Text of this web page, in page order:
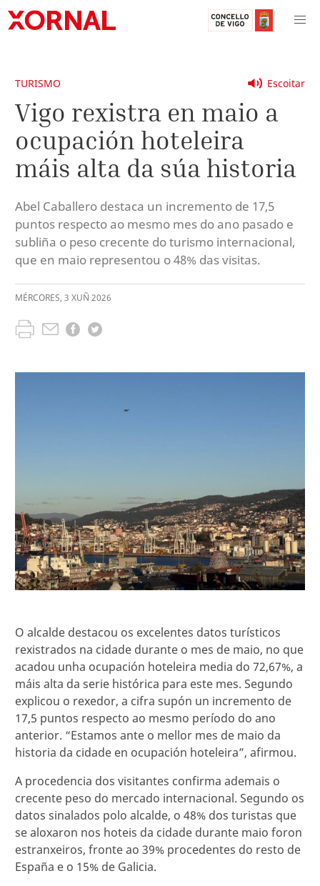
Escoitar
TURISMO
Vigo rexistra en maio a
ocupación hoteleira
máis alta da súa historia
Abel Caballero destaca un incremento de 17,5
puntos respecto ao mesmo mes do ano pasado e
subliña o peso crecente do turismo internacional,
que en maio representou o 48% das visitas.
MÉRCORES, 3 XUÑ 2026
O alcalde destacou os excelentes datos turísticos
rexistrados na cidade durante o mes de maio, no que
acadou unha ocupación hoteleira media do 72,67%, a
máis alta da serie histórica para este mes. Segundo
explicou o rexedor, a cifra supón un incremento de
17,5 puntos respecto ao mesmo período do ano
anterior. “Estamos ante o mellor mes de maio da
historia da cidade en ocupación hoteleira”, afirmou.
A procedencia dos visitantes confirma ademais o
crecente peso do mercado internacional. Segundo os
datos sinalados polo alcalde, o 48% dos turistas que
se aloxaron nos hoteis da cidade durante maio foron
estranxeiros, fronte ao 39% procedentes do resto de
España e o 15% de Galicia.